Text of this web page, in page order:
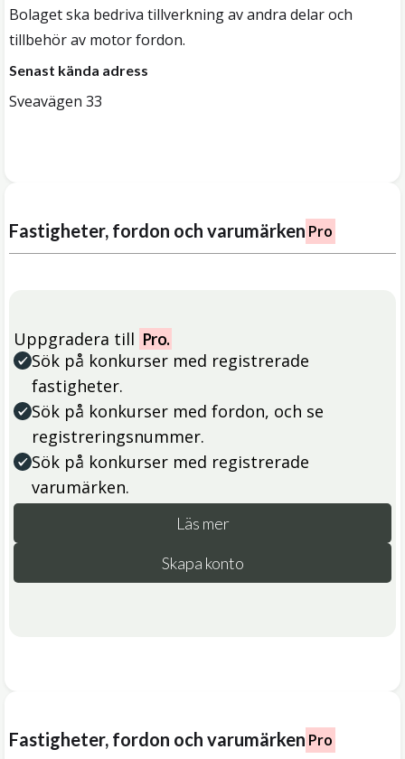
Bolaget ska bedriva tillverkning av andra delar och
tillbehör av motor fordon.
Senast kända adress
Sveavägen 33
Fastigheter, fordon och varumärken Pro
Uppgradera till Pro.
Sök på konkurser med registrerade
fastigheter.
Sök på konkurser med fordon, och se
registreringsnummer.
Sök på konkurser med registrerade
varumärken.
Läs mer
Skapa konto
Fastigheter, fordon och varumärken Pro